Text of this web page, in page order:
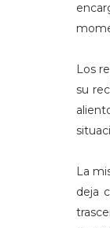
Los
su
La
deja